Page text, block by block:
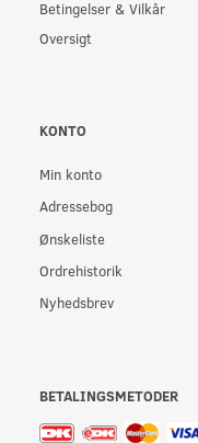
Betingelser & Vilkår
Oversigt
KONTO
Min konto
Adressebog
Ønskeliste
Ordrehistorik
Nyhedsbrev
BETALINGSMETODER